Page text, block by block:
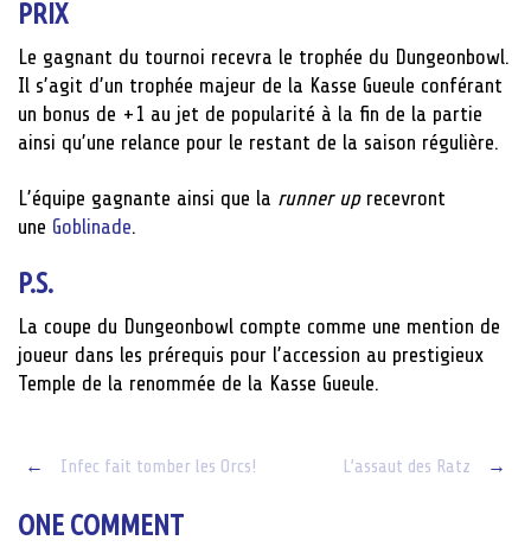
PRIX
Le gagnant du tournoi recevra le trophée du Dungeonbowl.
Il s’agit d’un trophée majeur de la Kasse Gueule conférant
un bonus de +1 au jet de popularité à la fin de la partie
ainsi qu’une relance pour le restant de la saison régulière.
L’équipe gagnante ainsi que la runner uprecevront
une Goblinade.
P.S.
La coupe du Dungeonbowl compte comme une mention de
joueur dans les prérequis pour l’accession au prestigieux
Temple de la renommée de la Kasse Gueule.
Post
navigation
← Infec fait tomber les Orcs! L’assaut des Ratz →
ONE COMMENT